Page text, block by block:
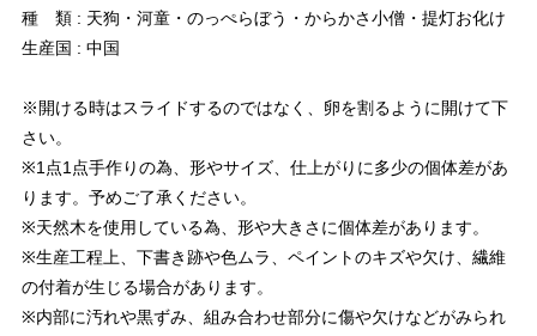
種 類 : 天狗・河童・のっぺらぼう・からかさ小僧・提灯お化け
生産国 : 中国
※開ける時はスライドするのではなく、卵を割るように開けて下
さい。
※1点1点手作りの為、形やサイズ、仕上がりに多少の個体差があ
ります。予めご了承ください。
※天然木を使用している為、形や大きさに個体差があります。
※生産工程上、下書き跡や色ムラ、ペイントのキズや欠け、繊維
の付着が生じる場合があります。
※内部に汚れや黒ずみ、組み合わせ部分に傷や欠けなどがみられ